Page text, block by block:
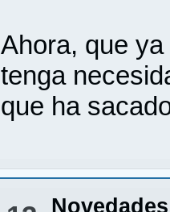
Ahora, que
tenga
que ha